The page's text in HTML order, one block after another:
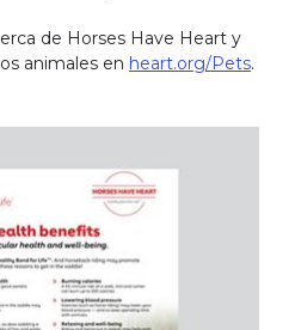
de Horses Have Heart y
animales en heart.org/Pets.